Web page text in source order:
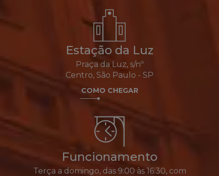
Estação da Luz
Praça da Luz, s/nº
Centro, São Paulo - SP
COMO CHEGAR
Funcionamento
Terça a domingo, das 9:00 às 16:30, com